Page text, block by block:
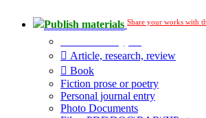
Publish materials Share your works with
Article, research, review
Book
Fiction prose or poetry
Personal journal entry
Photo Documents